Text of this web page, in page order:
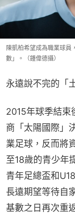
陳凱柏希望成為職業球員
數」。（鍾偉德攝）
永遠說不完的「
2015年球季結束
商「太陽國際」
業足球，反而將
至18歲的青少年
青年足總盃和
長遠期望等待自
基數之日再次重